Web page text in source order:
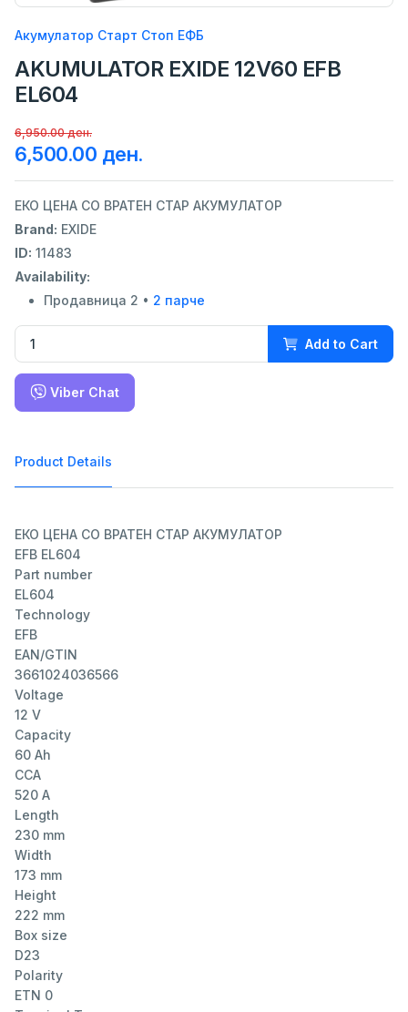
Акумулатор Старт Стоп ЕФБ
AKUMULATOR EXIDE 12V60 EFB
EL604
6,950.00 ден.
6,500.00 ден.
ЕКО ЦЕНА СО ВРАТЕН СТАР АКУМУЛАТОР
Brand: EXIDE
ID: 11483
Availability:
Продавница 2 • 2 парче
Add to Cart
Viber Chat
Product Details
ЕКО ЦЕНА СО ВРАТЕН СТАР АКУМУЛАТОР
EFB EL604
Part number
EL604
Technology
EFB
EAN/GTIN
3661024036566
Voltage
12 V
Capacity
60 Ah
CCA
520 A
Length
230 mm
Width
173 mm
Height
222 mm
Box size
D23
Polarity
ETN 0